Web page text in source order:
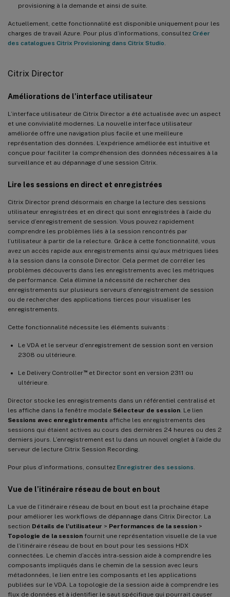
provisioning à la demande et ainsi de suite.
Actuellement, cette fonctionnalité est disponible uniquement pour les
charges de travail Azure. Pour plus d’informations, consultez Créer
des catalogues Citrix Provisioning dans Citrix Studio
Citrix Director
Améliorations de l’interface utilisateur
L’interface utilisateur de Citrix Director a été actualisée avec un aspect
et une convivialité modernes. La nouvelle interface utilisateur
améliorée offre une navigation plus facile et une meilleure
représentation des données. L’expérience améliorée est intuitive et
conçue pour faciliter la compréhension des données nécessaires à la
surveillance et au dépannage d’une session Citrix.
Lire les sessions en direct et enregistrées
Citrix Director prend désormais en charge la lecture des sessions
utilisateur enregistrées et en direct qui sont enregistrées à l’aide du
service d’enregistrement de session. Vous pouvez rapidement
comprendre les problèmes liés à la session rencontrés par
l’utilisateur à partir de la relecture. Grâce à cette fonctionnalité, vous
avez un accès rapide aux enregistrements ainsi qu’aux métriques liées
à la session dans la console Director. Cela permet de corréler les
problèmes découverts dans les enregistrements avec les métriques
de performance. Cela élimine la nécessité de rechercher des
enregistrements sur plusieurs serveurs d’enregistrement de session
ou de rechercher des applications tierces pour visualiser les
enregistrements.
Cette fonctionnalité nécessite les éléments suivants :
Le VDA et le serveur d’enregistrement de session sont en version
2308 ou ultérieure.
Le Delivery Controller™et Director sont en version 2311 ou
ultérieure.
Director stocke les enregistrements dans un référentiel centralisé et
les affiche dans la fenêtre modale Sélecteur de session . Le lien
Sessions avec enregistrements affiche les enregistrements des
sessions qui étaient actives au cours des dernières 24 heures ou des 2
derniers jours. L’enregistrement est lu dans un nouvel onglet à l’aide du
serveur de lecture Citrix Session Recording.
Pour plus d’informations, consultez Enregistrer des sessions
Vue de l’itinéraire réseau de bout en bout
La vue de l’itinéraire réseau de bout en bout est la prochaine étape
pour améliorer les workflows de dépannage dans Citrix Director. La
section Détails de l’utilisateur > Performances de la session >
Topologie de la session fournit une représentation visuelle de la vue
de l’itinéraire réseau de bout en bout pour les sessions HDX
connectées. Le chemin d’accès intra-session aide à comprendre les
composants impliqués dans le chemin de la session avec leurs
métadonnées, le lien entre les composants et les applications
publiées sur le VDA. La topologie de la session aide à comprendre les
flux de données et à identifier le saut spécifique qui pourrait causer